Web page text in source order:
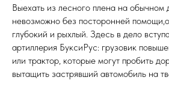
Выехать из лесного плена на обычном
невозможно без посторонней
глубокий и рыхлый. Здесь в дело
артиллерия БуксиРус: грузовик
или трактор, которые могут пробить
вытащить застрявший автомобиль на